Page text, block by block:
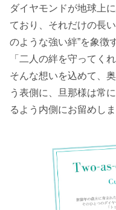
ダイヤモンドが地球上
ており、それだけの長
のような強い絆”を象徴
「二人の絆を守ってく
そんな想いを込めて、
う表側に、旦那様は常
るよう内側にお留めしま